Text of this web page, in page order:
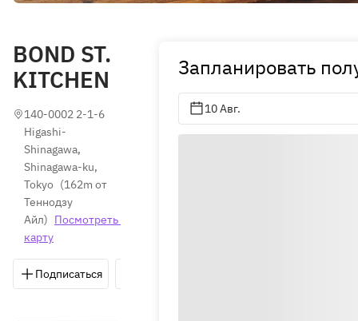
BOND ST.
KITCHEN
140-0002 2-1-6
Higashi-
Shinagawa,
Shinagawa-ku,
Tokyo (162m от
Теннодзу
Айл) Посмотреть
карту
Подписаться
Запланировать
10 Авг.